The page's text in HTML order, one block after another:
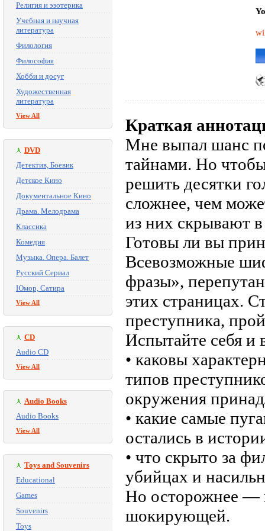
Религия и эзотерика
Учебная и научная
литература
Филология
Философия
Хобби и досуг
Художественная
литература
View All
DVD
Детектив, Боевик
Детское Кино
Документальное Кино
Драма. Мелодрама
Классика
Комедия
Музыка. Опера. Балет
Русский Сериал
Юмор, Сатира
View All
CD
Audio CD
View All
Audio Books
Audio Books
View All
Toys and Souvenirs
Educational
Games
Souvenirs
Toys
Краткая
Мне выпал шанс
тайнами. Но
решить десятки
сложнее, чем
из них скрывают
Готовы ли вы
Всевозможные
фразы»,
этих страницах.
преступника,
Испытайте себя и
• каковы
типов
окружения
• какие самые
остались в
• что скрыто за
убийцах и
Но осторожнее —
шокирующей.